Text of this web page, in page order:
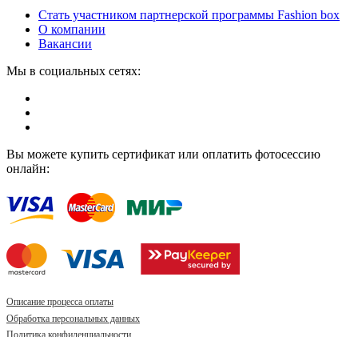
Стать участником партнерской программы Fashion box
О компании
Вакансии
Мы в социальных сетях:
Вы можете купить сертификат или оплатить фотосессию
онлайн:
Описание процесса оплаты
Обработка персональных данных
Политика конфиденциальности